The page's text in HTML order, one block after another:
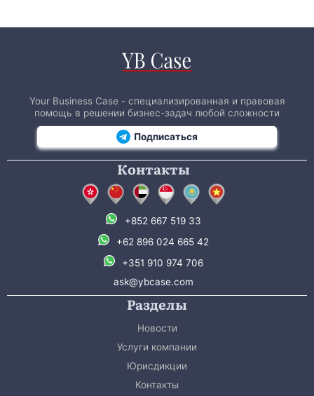
Your Business Case - специализированная и правовая
помощь в решении бизнес-задач любой сложности
Подписаться
Контакты
+852 667 519 33
+62 896 024 665 42
+351 910 974 706
ask@ybcase.com
Разделы
Новости
Услуги компании
Юрисдикции
Контакты